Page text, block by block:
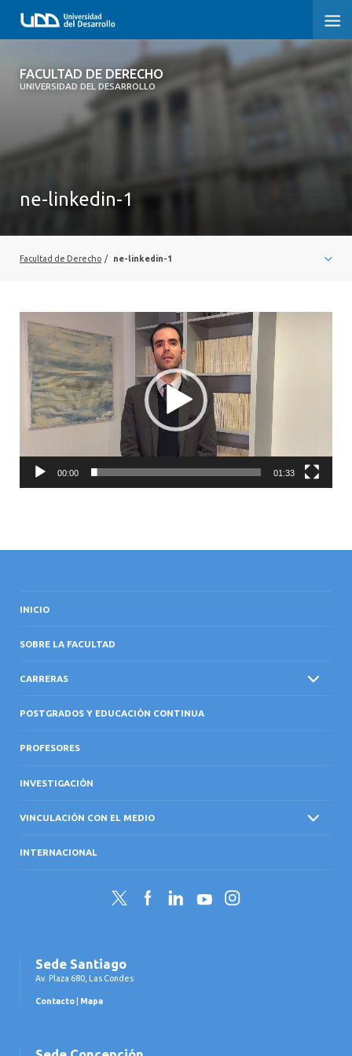
FACULTAD DE DERECHO
UNIVERSIDAD DEL DESARROLLO
FACULTAD DE DERECHO
SOBRE LA FACULTAD
INTERNACIONAL
ne-linkedin-1
Facultad de Derecho / ne-linkedin-1
Player
00:00 01:33
INICIO
SOBRE LA FACULTAD
CARRERAS
POSTGRADOS Y EDUCACIÓN CONTINUA
PROFESORES
INVESTIGACIÓN
VINCULACIÓN CON EL MEDIO
INTERNACIONAL
Twitter FacebookLinkedInYouTubeInstagram
Sede Santiago
Av. Plaza 680, Las Condes
Contacto Mapa